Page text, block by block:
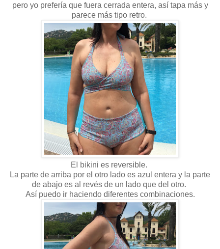
pero yo prefería que fuera cerrada entera, así tapa más y
parece más tipo retro.
El bikini es reversible.
La parte de arriba por el otro lado es azul entera y la parte
de abajo es al revés de un lado que del otro.
Así puedo ir haciendo diferentes combinaciones.